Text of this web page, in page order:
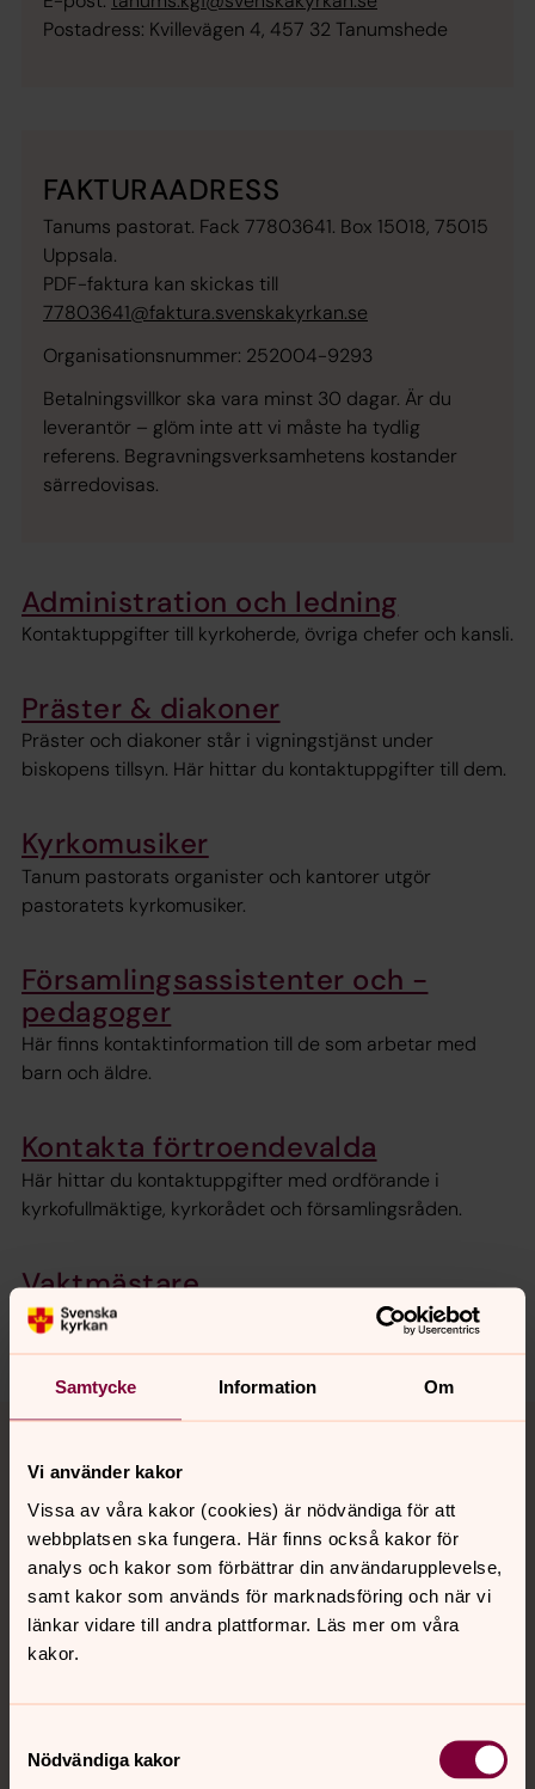
Samtycke Information Om
Vi använder kakor
Vissa av våra kakor (cookies) är nödvändiga för att
webbplatsen ska fungera. Här finns också kakor för
analys och kakor som förbättrar din användarupplevelse,
samt kakor som används för marknadsföring och när vi
länkar vidare till andra plattformar. Läs mer om våra
kakor.
Nödvändiga kakor
Postadress: Kvillevägen 4, 457 32 Tanumshede
FAKTURAADRESS
Tanums pastorat. Fack 77803641. Box 15018, 75015
Uppsala.
PDF-faktura kan skickas till
77803641@faktura.svenskakyrkan.se
Organisationsnummer: 252004-9293
Betalningsvillkor ska vara minst 30 dagar. Är du
leverantör – glöm inte att vi måste ha tydlig
referens. Begravningsverksamhetens kostander
särredovisas.
Administration och ledning
Kontaktuppgifter till kyrkoherde, övriga chefer och kansli.
Präster & diakoner
Präster och diakoner står i vigningstjänst under
biskopens tillsyn. Här hittar du kontaktuppgifter till dem.
Kyrkomusiker
Tanum pastorats organister och kantorer utgör
pastoratets kyrkomusiker.
Församlingsassistenter och -
pedagoger
Här finns kontaktinformation till de som arbetar med
barn och äldre.
Kontakta förtroendevalda
Här hittar du kontaktuppgifter med ordförande i
kyrkofullmäktige, kyrkorådet och församlingsråden.
Vaktmästare
De som arbetar på och kring våra kyrkogårdar och
praktiskt i våra kyrkor nås genom att läsa nedan.
GDPR - Om du interagerar med
oss på sociala medier
GDPR - Om du skickar e-post till
oss
händelser. Här delar vi glädjen när någon döps och när
ett par vigs, men också sorgen när vi begraver en vän